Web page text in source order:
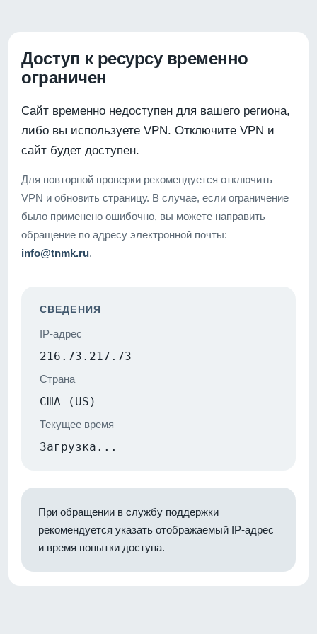
Доступ к ресурсу временно
ограничен
Сайт временно недоступен для вашего региона,
либо вы используете VPN. Отключите VPN и
сайт будет доступен.
Для повторной проверки рекомендуется отключить
VPN и обновить страницу. В случае, если ограничение
было применено ошибочно, вы можете направить
обращение по адресу электронной почты:
info@tnmk.ru.
СВЕДЕНИЯ
IP-адрес
216.73.217.73
Страна
США (US)
Текущее время
Загрузка...
При обращении в службу поддержки
рекомендуется указать отображаемый IP-адрес
и время попытки доступа.